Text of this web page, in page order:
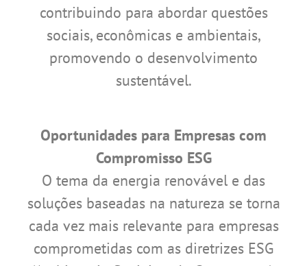
contribuindo para abordar questões
sociais, econômicas e ambientais,
promovendo o desenvolvimento
sustentável.
Oportunidades para Empresas com
Compromisso ESG
O tema da energia renovável e das
soluções baseadas na natureza se torna
cada vez mais relevante para empresas
comprometidas com as diretrizes ESG